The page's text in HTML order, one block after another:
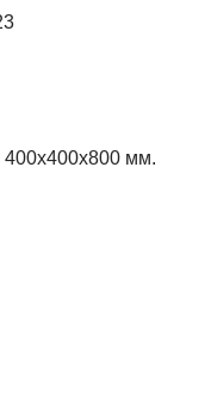
400х400х800 мм.